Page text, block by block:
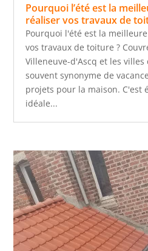
Pourquoi l’été est la
réaliser vos travaux de
Pourquoi l'été est la
vos travaux de toiture ?
Villeneuve-d'Ascq et les
souvent synonyme de
projets pour la maison. C'est
idéale...